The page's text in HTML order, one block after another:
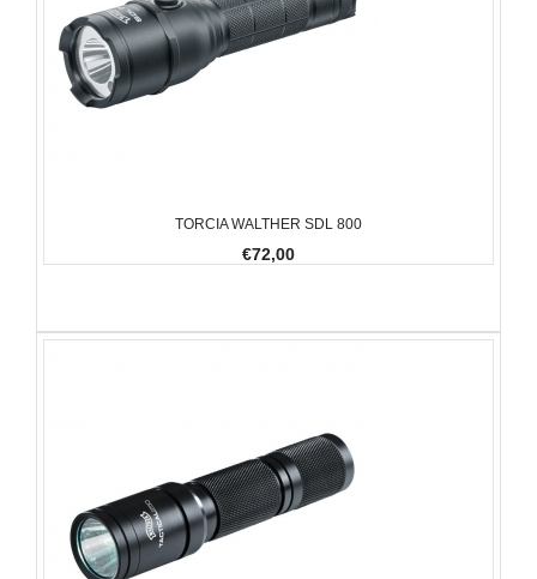
TORCIA WALTHER SDL 800
€72,00